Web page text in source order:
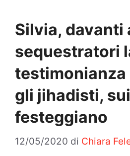
Silvia, davanti
sequestratori
testimonianza
gli jihadisti,
festeggiano
12/05/2020 di Chiara